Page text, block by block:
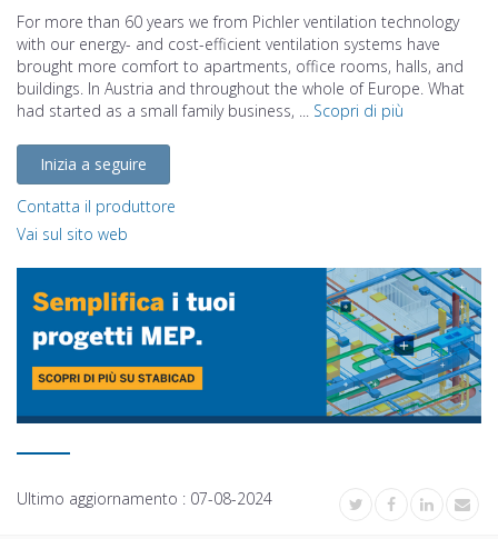
For more than 60 years we from Pichler ventilation technology
with our energy- and cost-efficient ventilation systems have
brought more comfort to apartments, office rooms, halls, and
buildings. In Austria and throughout the whole of Europe. What
had started as a small family business, ... Scopri di più
Inizia a seguire
Contatta il produttore
Vai sul sito web
Ultimo aggiornamento : 07-08-2024